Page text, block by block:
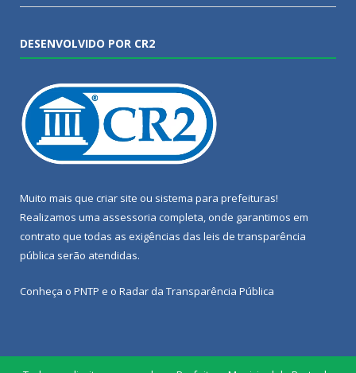
DESENVOLVIDO POR CR2
Muito mais que criar site ou sistema para prefeituras!
Realizamos uma assessoria completa, onde garantimos em
contrato que todas as exigências das leis de transparência
pública serão atendidas.
Conheça o PNTP e o Radar da Transparência Pública